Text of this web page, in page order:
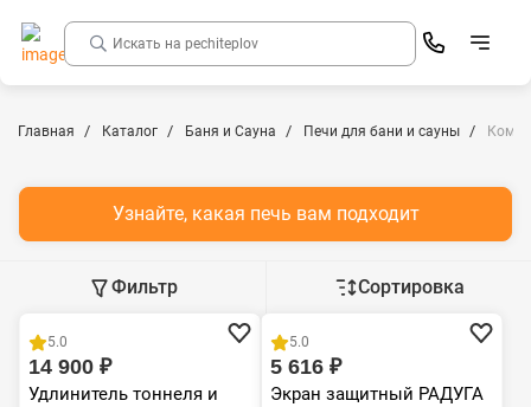
Главная Каталог Баня и Сауна Печи для бани и сауны
Узнайте, какая печь вам подходит
Фильтр Сортировка
Хит продаж Чугун
5.0
14 900 ₽
Удлинитель тоннеля и
5.0
5 616 ₽
Экран защитный РАДУГА